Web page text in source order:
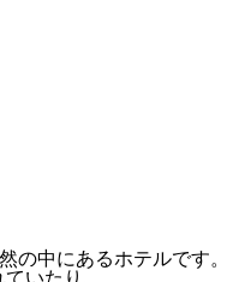
の中にあるホテルです。
いたり、